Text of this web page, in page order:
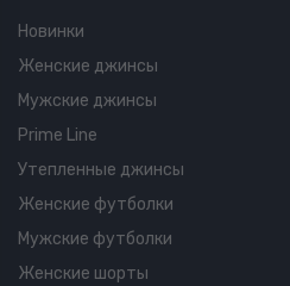
Новинки
Женские джинсы
Мужские джинсы
Prime Line
Утепленные джинсы
Женские футболки
Мужские футболки
Женские шорты